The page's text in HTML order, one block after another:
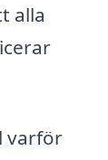
alla
varför